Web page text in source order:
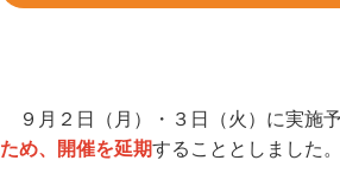
９月２日（月）・３日（火）に実施
ため、開催を延期することとしました